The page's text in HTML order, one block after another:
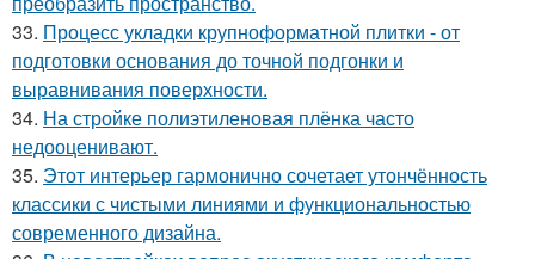
33. Процесс укладки крупноформатной плитки - от
подготовки основания до точной подгонки и
выравнивания поверхности.
34. На стройке полиэтиленовая плёнка часто
недооценивают.
35. Этот интерьер гармонично сочетает утончённость
классики с чистыми линиями и функциональностью
современного дизайна.